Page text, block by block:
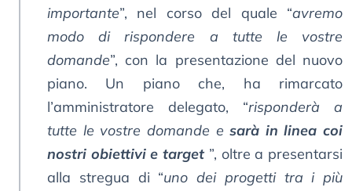
importante”, nel corso del quale “avremo
modo di rispondere a tutte le vostre
domande”, con la presentazione del nuovo
piano. Un piano che, ha rimarcato
l’amministratore delegato, “risponderà a
tutte le vostre domande esarà in linea coi
nostri obiettivi e target ”, oltre a presentarsi
alla stregua di “uno dei progetti tra i più